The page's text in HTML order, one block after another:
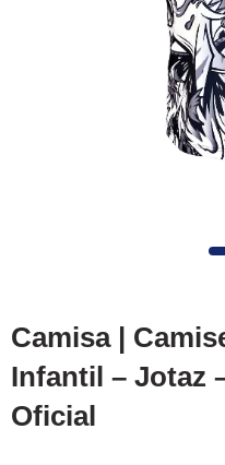
Camisa |
Infantil – Jotaz
Oficial